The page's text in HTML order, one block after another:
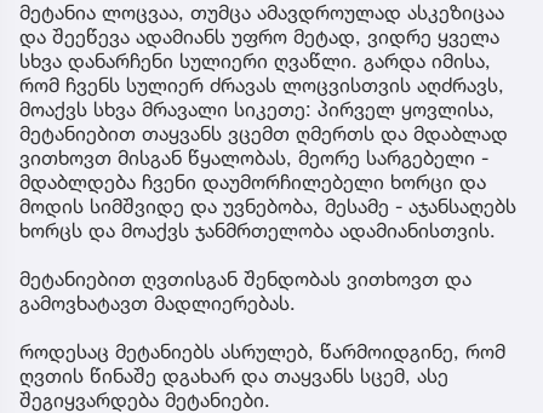
მეტანია ლოცვაა, თუმცა ამავდროულად ასკეზიცაა
და შეეწევა ადამიანს უფრო მეტად, ვიდრე ყველა
სხვა დანარჩენი სულიერი ღვაწლი. გარდა იმისა,
რომ ჩვენს სულიერ ძრავას ლოცვისთვის აღძრავს,
მოაქვს სხვა მრავალი სიკეთე: პირველ ყოვლისა,
მეტანიებით თაყვანს ვცემთ ღმერთს და მდაბლად
ვითხოვთ მისგან წყალობას, მეორე სარგებელი -
მდაბლდება ჩვენი დაუმორჩილებელი ხორცი და
მოდის სიმშვიდე და უვნებობა, მესამე - აჯანსაღებს
ხორცს და მოაქვს ჯანმრთელობა ადამიანისთვის.
მეტანიებით ღვთისგან შენდობას ვითხოვთ და
გამოვხატავთ მადლიერებას.
როდესაც მეტანიებს ასრულებ, წარმოიდგინე, რომ
ღვთის წინაშე დგახარ და თაყვანს სცემ, ასე
შეგიყვარდება მეტანიები.